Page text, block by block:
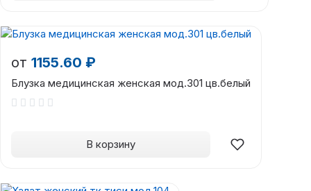
от 1155.60 ₽
Блузка медицинская женская мод.301 цв.белый
В корзину